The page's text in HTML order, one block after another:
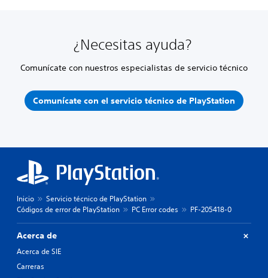
¿Necesitas ayuda?
Comunícate con nuestros especialistas de servicio técnico
Comunícate con el servicio técnico de PlayStation
Inicio
Servicio técnico de PlayStation
Códigos de error de PlayStation
PC Error codes PF-205418-0
Acerca de
Acerca de SIE
Carreras